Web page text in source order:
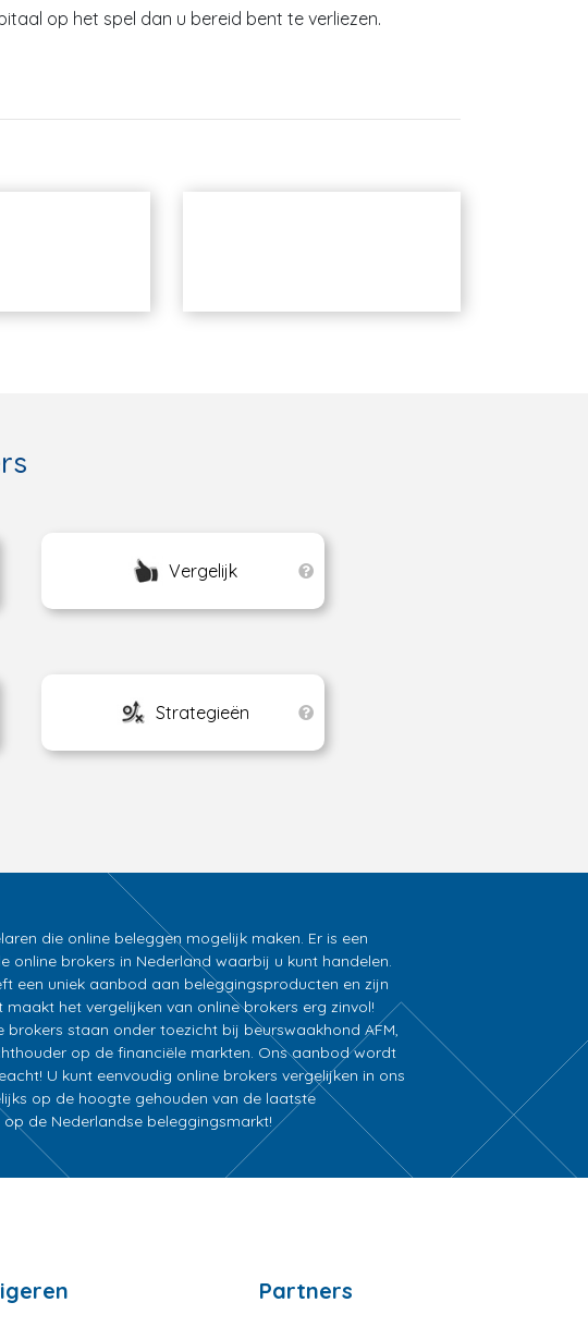
op het spel dan u bereid bent te verliezen.
Vergelijk
Strategieën
die online beleggen mogelijk maken. Er is een
online brokers in Nederland waarbij u kunt handelen.
een uniek aanbod aan beleggingsproducten en zijn
maakt het vergelijken van online brokers erg zinvol!
brokers staan onder toezicht bij beurswaakhond AFM,
op de financiële markten. Ons aanbod wordt
U kunt eenvoudig online brokers vergelijken in ons
op de hoogte gehouden van de laatste
de Nederlandse beleggingsmarkt!
Partners